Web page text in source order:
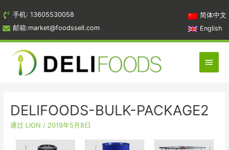
到
内
容
手机: 13605530058
邮箱:market@foodssell.com
简体中文
English
主
菜
DELIFOODS-BULK-PACKAGE2
通过 LION / 2019年5月8日